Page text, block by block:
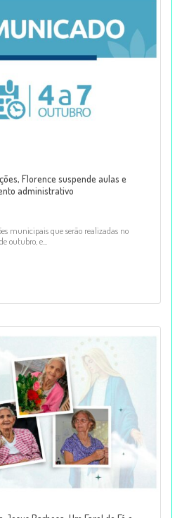
Florence suspende aulas e
administrativo
municipais que serão realizadas no
outubro, e...